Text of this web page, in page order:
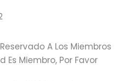
A Los Miembros
Es Miembro, Por Favor